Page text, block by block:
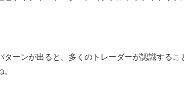
ターンが出ると、多くのトレーダーが認識する